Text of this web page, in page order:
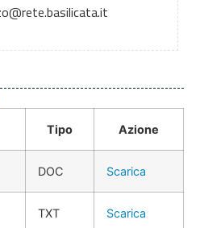
Tipo Azione
DOC Scarica
TXT Scarica